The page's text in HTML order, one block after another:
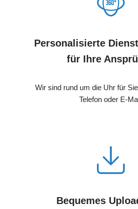
Personalisierte
für Ihre
Wir sind rund um die Uhr für
Telefon oder E-
Bequemes